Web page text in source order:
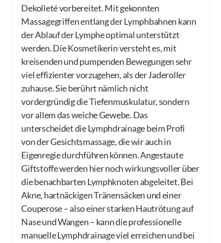
Dekolleté vorbereitet. Mit gekonnten
Massagegriffen entlang der Lymphbahnen kann
der Ablauf der Lymphe optimal unterstützt
werden. Die Kosmetikerin versteht es, mit
kreisenden und pumpenden Bewegungen sehr
viel effizienter vorzugehen, als der Jaderoller
zuhause. Sie berührt nämlich nicht
vordergründig die Tiefenmuskulatur, sondern
vor allem das weiche Gewebe. Das
unterscheidet die Lymphdrainage beim Profi
von der Gesichtsmassage, die wir auch in
Eigenregie durchführen können. Angestaute
Giftstoffe werden hier noch wirkungsvoller über
die benachbarten Lymphknoten abgeleitet. Bei
Akne, hartnäckigen Tränensäcken und einer
Couperose – also einer starken Hautrötung auf
Nase und Wangen – kann die professionelle
manuelle Lymphdrainage viel erreichen und bei